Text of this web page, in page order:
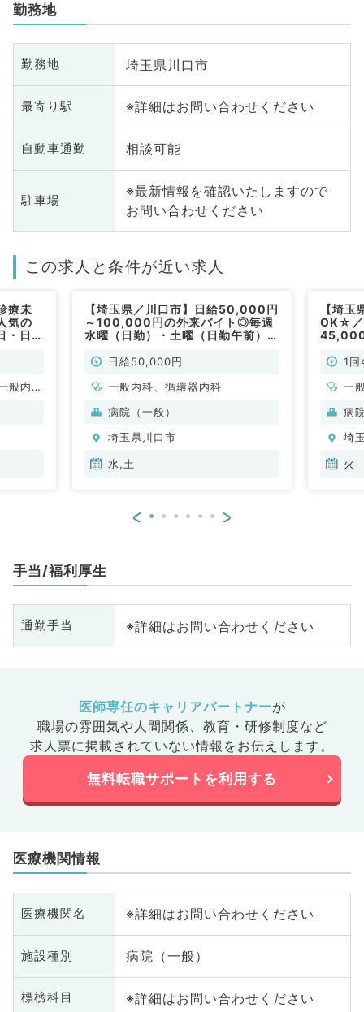
勤務地
勤務地 埼玉県川口市
最寄り駅 ※詳細はお問い合わせください
自動車通勤 相談可能
駐車場
※最新情報を確認いたしますので
お問い合わせください
この求人と条件が近い求人
療未
気の
・日給
般内
【埼玉県／川口市】日給50,000円
～100,000円の外来バイト◎毎週
水曜（日勤）・土曜（日勤午前）勤
循環器内科／非常勤）
日給50,000円
一般内科、循環器内科
病院（一般）
埼玉県川口市
水,土
【埼
OK☆／
45,000
1
一
病
埼
火
< >
手当/福利厚生
通勤手当 ※詳細はお問い合わせください
医師専任のキャリアパートナーが
職場の雰囲気や人間関係、 教育・研修制度など
求人票に掲載されていない情報をお伝えします。
無料転職サポートを利用する
医療機関情報
医療機関名 ※詳細はお問い合わせください
施設種別 病院（一般）
標榜科目 ※詳細はお問い合わせください